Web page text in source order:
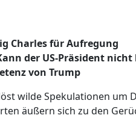
Charles für Aufregung
der US-Präsident nicht
von Trump
wilde Spekulationen um
äußern sich zu den